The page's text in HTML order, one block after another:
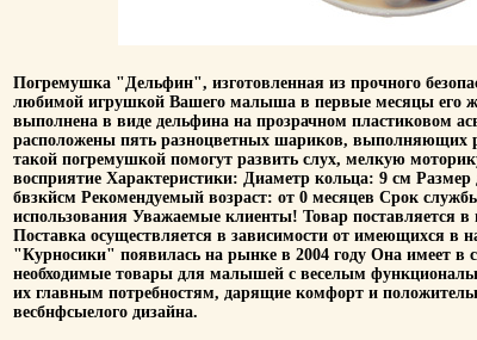
Погремушка "Дельфин", изготовленная из прочного
любимой игрушкой Вашего малыша в первые месяцы его
выполнена в виде дельфина на прозрачном пластиковом
расположены пять разноцветных шариков, выполняющих
такой погремушкой помогут развить слух, мелкую
восприятие Характеристики: Диаметр кольца: 9 см
бвзкйсм Рекомендуемый возраст: от 0 месяцев Срок
использования Уважаемые клиенты! Товар поставляется в
Поставка осуществляется в зависимости от имеющихся в
"Курносики" появилась на рынке в 2004 году Она имеет в
необходимые товары для малышей с веселым
их главным потребностям, дарящие комфорт и
весбнфсыелого дизайна.